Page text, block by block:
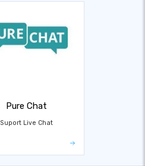
Pure Chat
Suport Live Chat